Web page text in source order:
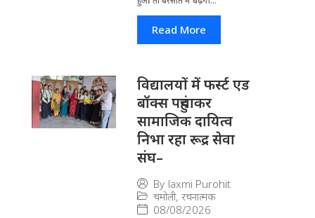
Read More
विद्यालयों में फर्स्ट एड
बॉक्स पहुंचाकर
सामाजिक दायित्व
निभा रहा रूद्र सेवा
संघ–
By laxmi Purohit
चमोली, रचनात्मक
08/08/2026